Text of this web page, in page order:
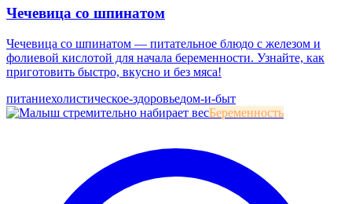
Чечевица со шпинатом
Чечевица со шпинатом — питательное блюдо с железом и
фолиевой кислотой для начала беременности. Узнайте, как
приготовить быстро, вкусно и без мяса!
питаниехолистическое-здоровьедом-и-быт
Беременность